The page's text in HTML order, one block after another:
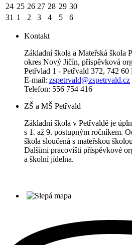
24 25 26 27 28 29 30
31 1 2 3 4 5 6
Kontakt
Základní škola a Mateřská škola
okres Nový Jičín, příspěvková
Petřvlad 1 - Petřvald 372, 742 60
E-mail: zspetrvald@zspetrvald.cz
Telefon: 556 754 416
ZŠ a MŠ Petřvald
Základní škola v Petřvaldě je
s 1. až 9. postupným ročníkem.
škola sloučená s mateřskou
Dalšími pracovišti příspěvkové
a školní jídelna.